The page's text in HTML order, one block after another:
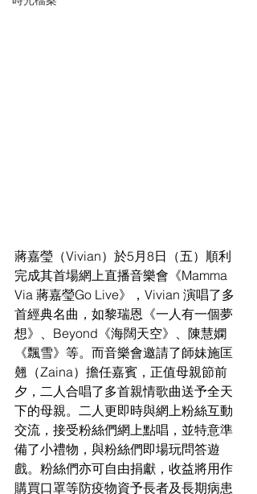
蔣嘉瑩（Vivian）於5月8日（五）順利
完成其首場網上直播音樂會《Mamma
Via 蔣嘉瑩Go Live》，Vivian 演唱了多
首經典名曲，如黎瑞恩《一人有一個夢
想》、Beyond《海闊天空》、陳慧嫻
《飄雪》等。而音樂會邀請了師妹施匡
翹（Zaina）擔任嘉賓，正值母親節前
夕，二人合唱了多首親情歌曲送予全天
下的母親。二人更即時與網上粉絲互動
交流，接受粉絲們網上點唱，並特意準
備了小禮物，與粉絲們即場玩問答遊
戲。粉絲們亦可自由捐獻，收益將用作
購買口罩等防疫物資予長者及長期病患